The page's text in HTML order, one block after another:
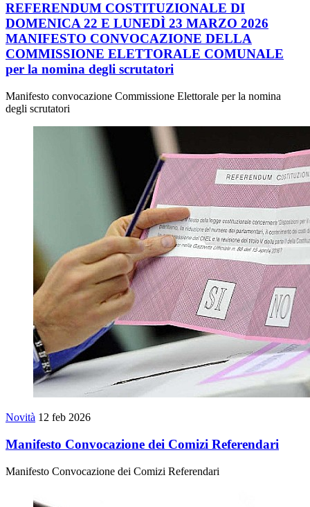
REFERENDUM COSTITUZIONALE DI
DOMENICA 22 E LUNEDÌ 23 MARZO 2026
MANIFESTO CONVOCAZIONE DELLA
COMMISSIONE ELETTORALE COMUNALE
per la nomina degli scrutatori
Manifesto convocazione Commissione Elettorale per la nomina
degli scrutatori
Novità 12 feb 2026
Manifesto Convocazione dei Comizi Referendari
Manifesto Convocazione dei Comizi Referendari